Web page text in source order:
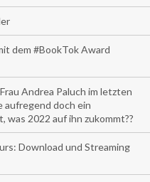
dem #BookTok Award
Andrea Paluch im letzten
aufregend doch ein
was 2022 auf ihn zukommt??
Download und Streaming